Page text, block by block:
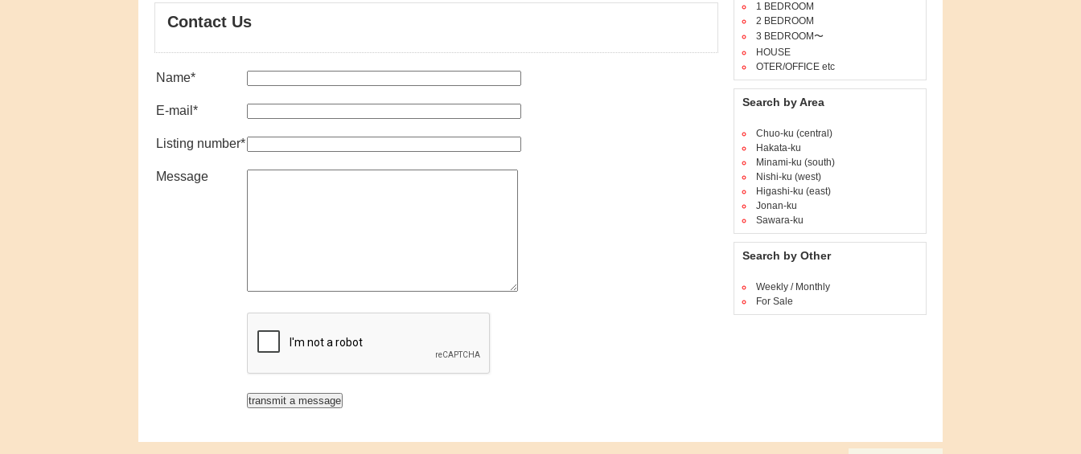
Contact Us
Name*
E-mail *
Listing number*
Message
1 BEDROOM
2 BEDROOM
3 BEDROOM〜
HOUSE
OTER/OFFICE etc
Search by Area
Chuo-ku (central)
Hakata-ku
Minami-ku (south)
Nishi-ku (west)
Higashi-ku (east)
Jonan-ku
Sawara-ku
Search by Other
Weekly / Monthly
For Sale